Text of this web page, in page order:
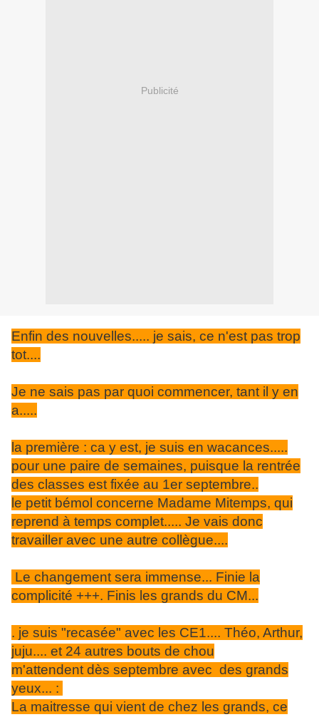
Publicité
Enfin des nouvelles..... je sais, ce n'est pas trop
tot....
Je ne sais pas par quoi commencer, tant il y en
a.....
la première : ca y est, je suis en wacances.....
pour une paire de semaines, puisque la rentrée
des classes est fixée au 1er septembre..
le petit bémol concerne Madame Mitemps, qui
reprend à temps complet..... Je vais donc
travailler avec une autre collègue....
Le changement sera immense... Finie la
complicité +++. Finis les grands du CM...
. je suis "recasée" avec les CE1.... Théo, Arthur,
juju.... et 24 autres bouts de chou
m'attendent dès septembre avec des grands
yeux... :
La maitresse qui vient de chez les grands, ce